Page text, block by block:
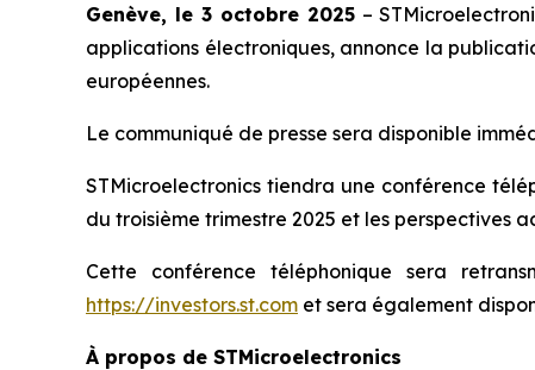
Genève, le 3 octobre 2025–
applications électroniques, annonce la
européennes.
Le communiqué de presse sera disponible
STMicroelectronics tiendra une conférence
du troisième trimestre 2025 et les perspectives
Cette conférence téléphonique sera
https://investors.st.com et sera également
À propos de STMicroelectronics